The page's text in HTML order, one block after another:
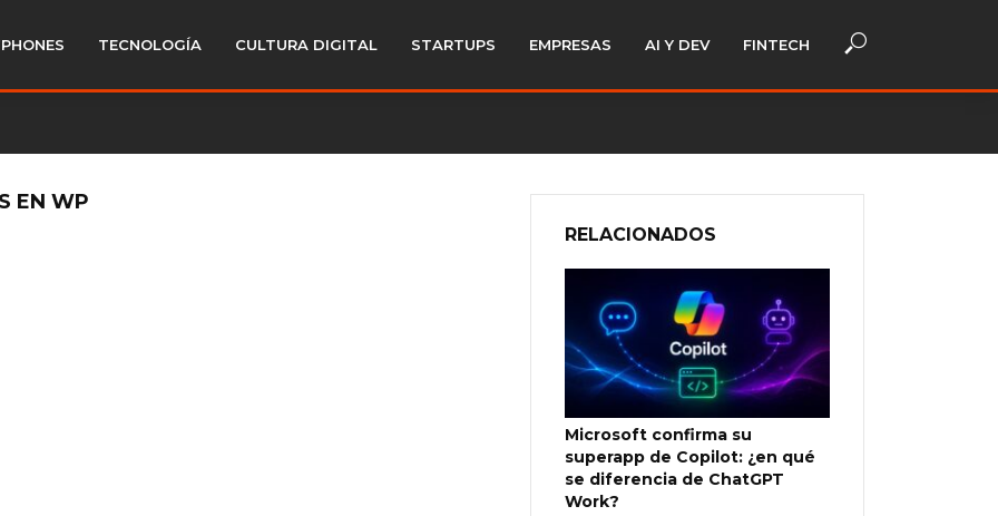
TECNOLOGÍA CULTURA DIGITAL STARTUPS EMPRESAS AI Y DEV FINTECH
EN WP
RELACIONADOS
Microsoft confirma su
superapp de Copilot: ¿en qué
se diferencia de ChatGPT
Work?